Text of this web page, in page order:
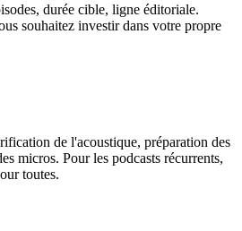
durée cible, ligne éditoriale.
souhaitez investir dans votre propre
de l'acoustique, préparation des
micros. Pour les podcasts récurrents,
toutes.